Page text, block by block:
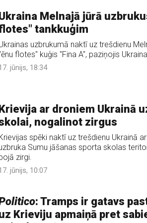
Melnajā jūrā
tankkuģim
uzbrukumā naktī uz trešdienu
flotes" kuģis "Fina A", paziņojis
jūnijs, 18:34
ar droniem Ukrainā
nogalinot zirgus
spēki naktī uz trešdienu Ukrainā
Sumu jāšanas sporta skolas
zirgi.
jūnijs, 10:07
: Tramps ir gatavs
Krieviju apmaiņā pret